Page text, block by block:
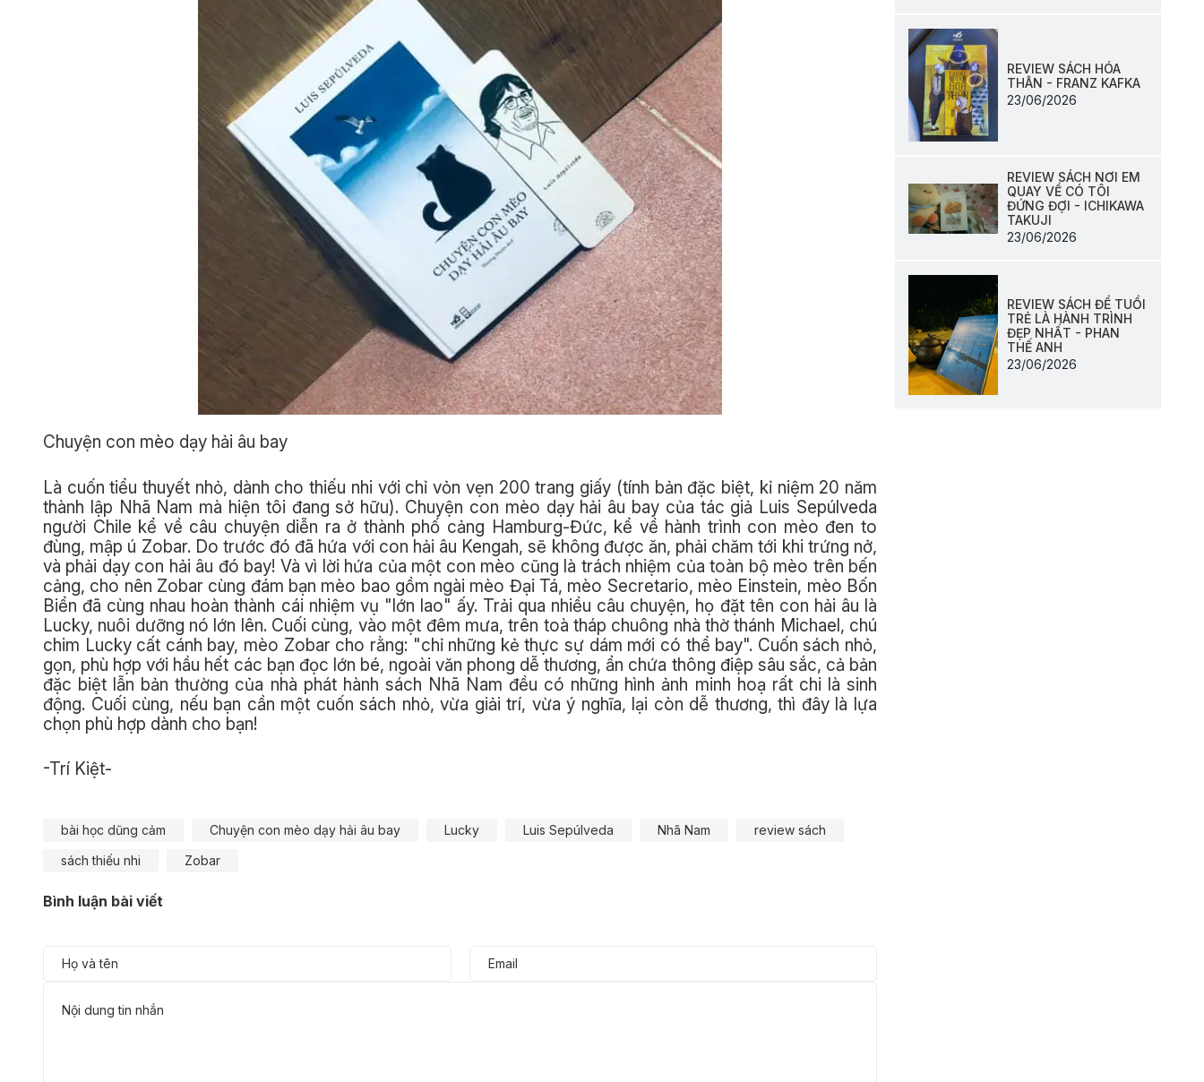
Chuyện con mèo dạy hải âu bay
Là cuốn tiểu thuyết nhỏ, dành cho thiếu nhi với chỉ vỏn vẹn 200 trang giấy (tính bản đặc biệt, kỉ niệm 20 năm
thành lập Nhã Nam mà hiện tôi đang sở hữu). Chuyện con mèo dạy hải âu bay của tác giả Luis Sepúlveda
người Chile kể về câu chuyện diễn ra ở thành phố cảng Hamburg-Đức, kể về hành trình con mèo đen to
đùng, mập ú Zobar. Do trước đó đã hứa với con hải âu Kengah, sẽ không được ăn, phải chăm tới khi trứng nở,
và phải dạy con hải âu đó bay! Và vì lời hứa của một con mèo cũng là trách nhiệm của toàn bộ mèo trên bến
cảng, cho nên Zobar cùng đám bạn mèo bao gồm ngài mèo Đại Tá, mèo Secretario, mèo Einstein, mèo Bốn
Biển đã cùng nhau hoàn thành cái nhiệm vụ "lớn lao" ấy. Trải qua nhiều câu chuyện, họ đặt tên con hải âu là
Lucky, nuôi dưỡng nó lớn lên. Cuối cùng, vào một đêm mưa, trên toà tháp chuông nhà thờ thánh Michael, chú
chim Lucky cất cánh bay, mèo Zobar cho rằng: "chỉ những kẻ thực sự dám mới có thể bay". Cuốn sách nhỏ,
gọn, phù hợp với hầu hết các bạn đọc lớn bé, ngoài văn phong dễ thương, ẩn chứa thông điệp sâu sắc, cả bản
đặc biệt lẫn bản thường của nhà phát hành sách Nhã Nam đều có những hình ảnh minh hoạ rất chi là sinh
động. Cuối cùng, nếu bạn cần một cuốn sách nhỏ, vừa giải trí, vừa ý nghĩa, lại còn dễ thương, thì đây là lựa
chọn phù hợp dành cho bạn!
-Trí Kiệt-
bài học dũng cảm Chuyện con mèo dạy hải âu bay Lucky Luis Sepúlveda Nhã Nam
review sách
sách thiếu nhi
Zobar
REVIEW SÁCH HÓA
THÂN - FRANZ KAFKA
23/06/2026
REVIEW SÁCH NƠI EM
QUAY VỀ CÓ TÔI
ĐỨNG ĐỢI - ICHIKAWA
TAKUJI
23/06/2026
REVIEW SÁCH ĐỂ TUỔI
TRẺ LÀ HÀNH TRÌNH
ĐẸP NHẤT - PHAN
THẾ ANH
23/06/2026
Bình luận bài viết